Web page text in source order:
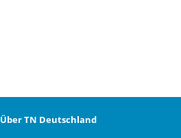
Über TN Deutschland